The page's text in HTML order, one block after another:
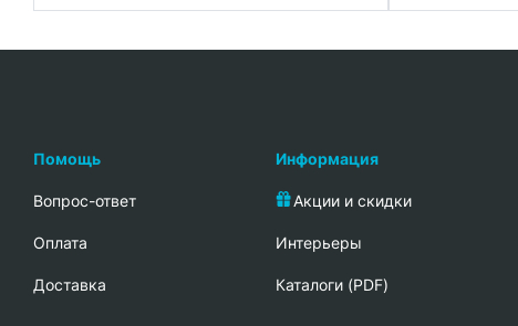
Помощь
Вопрос-ответ
Oплата
Доставка
Информация
Акции и скидки
Интерьеры
Каталоги (PDF)